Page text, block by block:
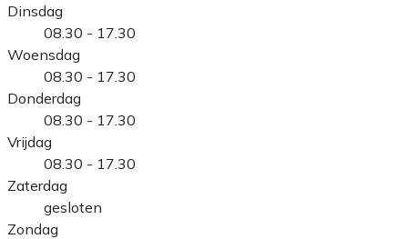
Dinsdag
08.30 - 17.30
Woensdag
08.30 - 17.30
Donderdag
08.30 - 17.30
Vrijdag
08.30 - 17.30
Zaterdag
gesloten
Zondag